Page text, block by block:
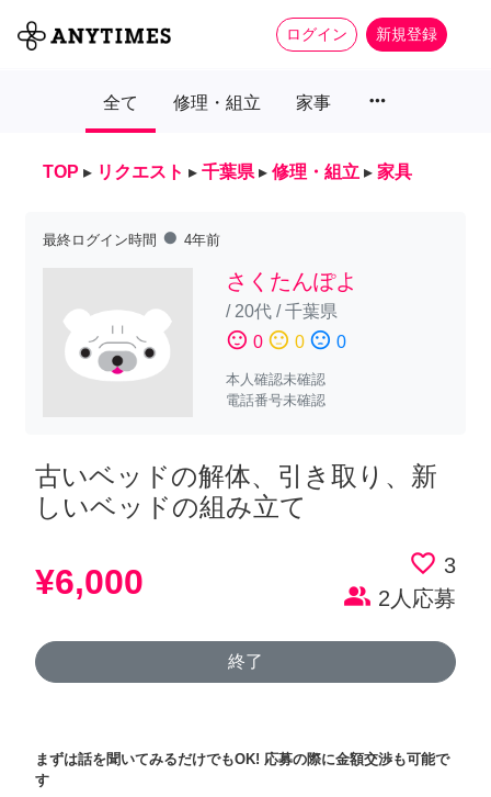
ログイン 新規登録
全て 修理・組立 家事 more_horiz
TOP ▸ リクエスト ▸ 千葉県 ▸ 修理・組立 ▸ 家具
最終ログイン時間 fiber_manual_record 4年前
さくたんぽよ
/ 20代/千葉県
sentiment_satisfied 0 sentiment_neutral 0 sentiment_dissatisfied 0
本人確認未確認
電話番号未確認
古いベッドの解体、引き取り、新
しいベッドの組み立て
¥6,000 favorite_border 3
people_alt 2人応募
終了
まずは話を聞いてみるだけでもOK! 応募の際に金額交渉も可能で
す